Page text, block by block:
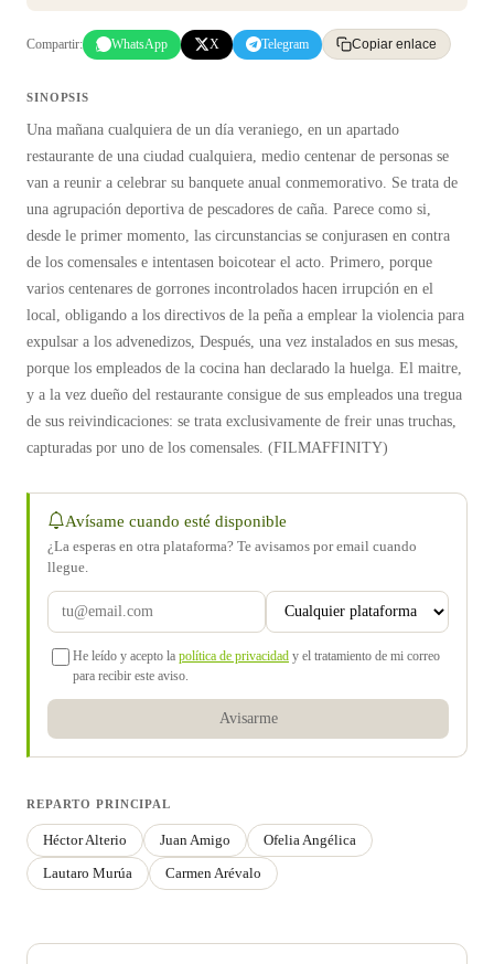
Compartir: WhatsApp X Telegram Copiar enlace
SINOPSIS
Una mañana cualquiera de un día veraniego, en un apartado
restaurante de una ciudad cualquiera, medio centenar de personas se
van a reunir a celebrar su banquete anual conmemorativo. Se trata de
una agrupación deportiva de pescadores de caña. Parece como si,
desde le primer momento, las circunstancias se conjurasen en contra
de los comensales e intentasen boicotear el acto. Primero, porque
varios centenares de gorrones incontrolados hacen irrupción en el
local, obligando a los directivos de la peña a emplear la violencia para
expulsar a los advenedizos, Después, una vez instalados en sus mesas,
porque los empleados de la cocina han declarado la huelga. El maitre,
y a la vez dueño del restaurante consigue de sus empleados una tregua
de sus reivindicaciones: se trata exclusivamente de freir unas truchas,
capturadas por uno de los comensales. (FILMAFFINITY)
Avísame cuando esté disponible
¿La esperas en otra plataforma? Te avisamos por email cuando
llegue.
He leído y acepto la política de privacidad y el tratamiento de mi correo
para recibir este aviso.
Avisarme
REPARTO PRINCIPAL
Héctor Alterio Juan Amigo
Ofelia Angélica
Lautaro Murúa
Carmen Arévalo